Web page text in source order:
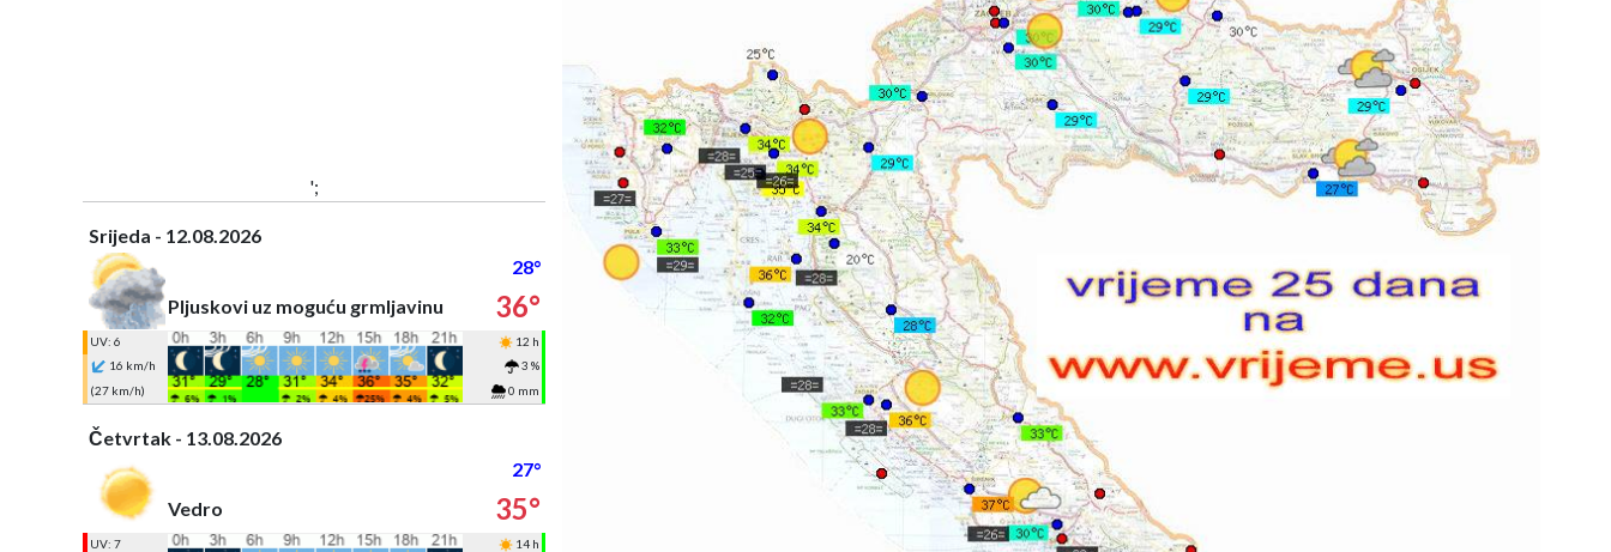
';
Srijeda - 12.08.2026
28°
Pljuskovi uz moguću grmljavinu
36°
UV: 6
12 h
16 km/h
3 %
(27 km/h)
0 mm
Četvrtak - 13.08.2026
27°
Vedro
35°
UV: 7
14 h